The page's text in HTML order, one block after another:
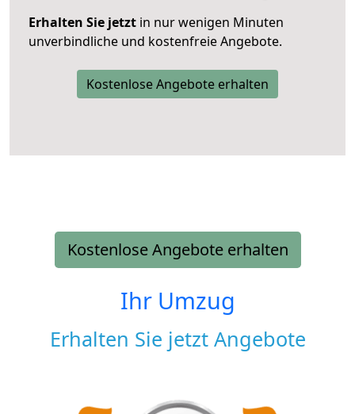
Erhalten Sie jetzt in nur wenigen Minuten
unverbindliche und kostenfreie Angebote.
Kostenlose Angebote erhalten
Kostenlose Angebote erhalten
Ihr Umzug
Erhalten Sie jetzt Angebote